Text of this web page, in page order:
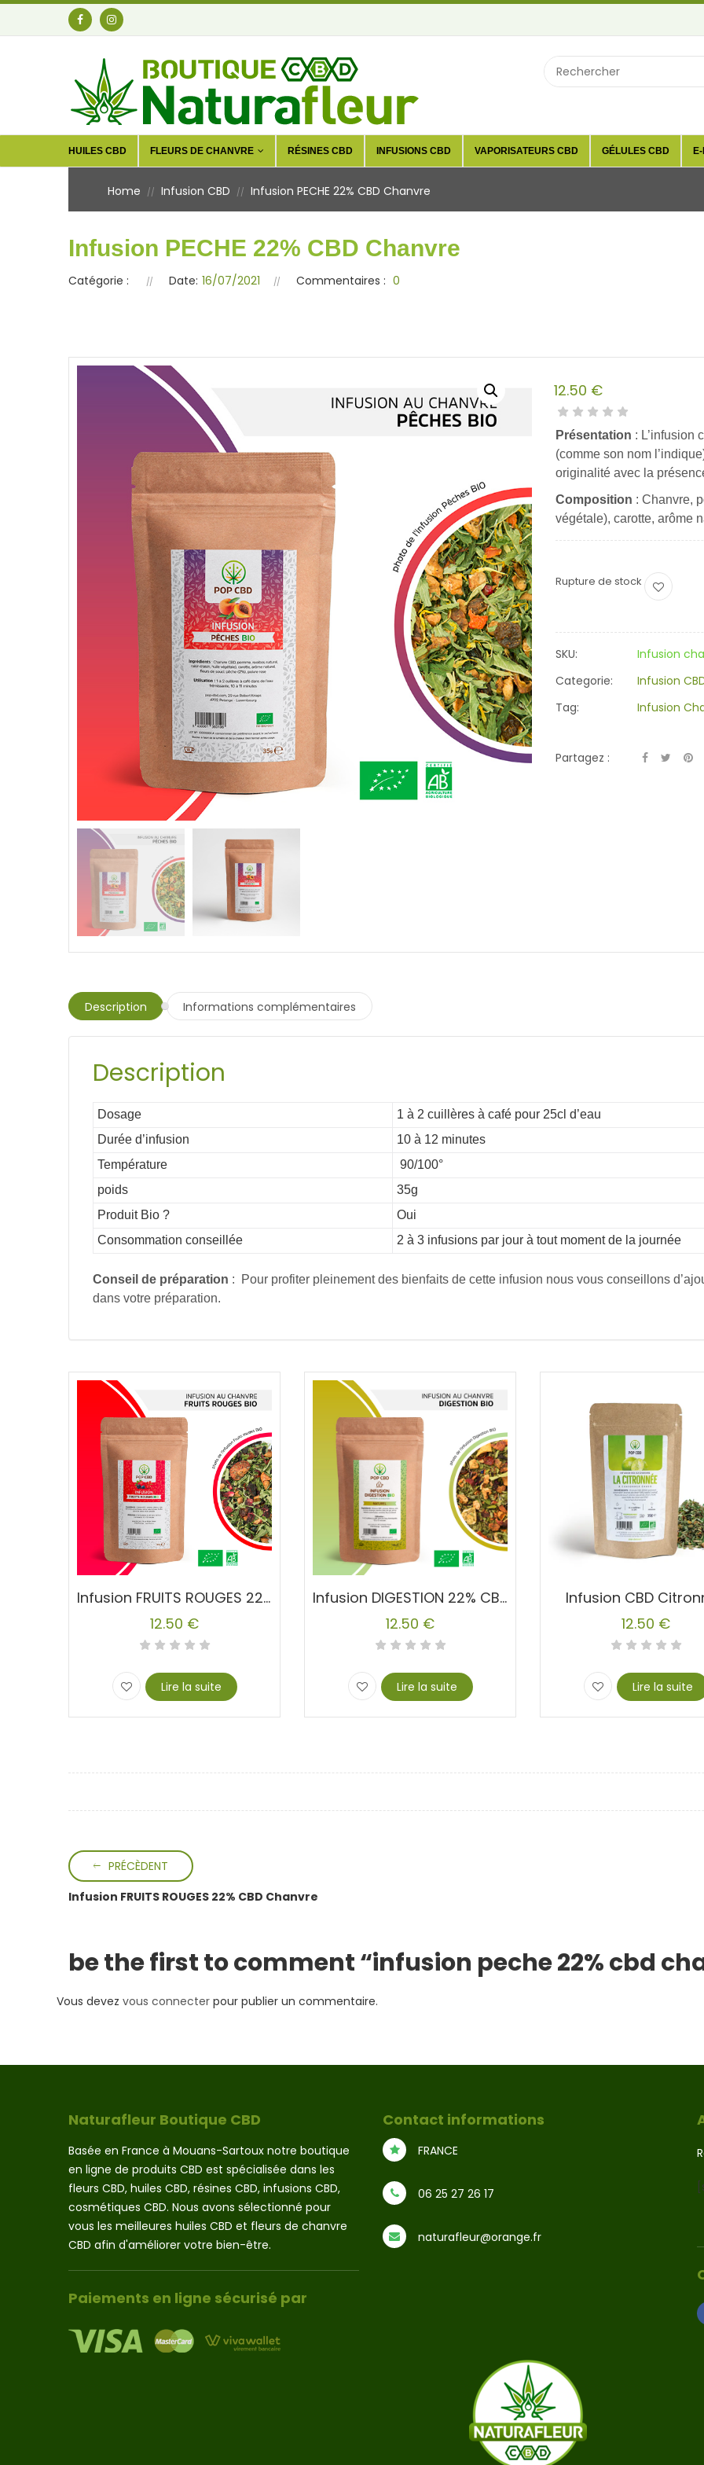
HUILES CBD FLEURS DE CHANVRE RÉSINES CBD INFUSIONS CBD VAPORISATEURS CBD GÉLULES CBD
Home // Infusion CBD // Infusion PECHE 22% CBD Chanvre
Infusion PECHE 22% CBD Chanvre
Catégorie : Date: 16/07/2021 Commentaires : 0
12.50 €
Présentation : L’infusion
(comme son nom
originalité avec la
Composition : Chanvre,
végétale), carotte, arôme
Rupture de stock
SKU:
Infusion
Categorie:
Infusion
Tag:
Infusion
Partagez :
Description Informations complémentaires
Description
Dosage
1 à 2 cuillères à café pour 25cl d’eau
Durée d’infusion
10 à 12 minutes
Température
90/100°
poids
35g
Produit Bio ?
Oui
Consommation conseillée
2 à 3 infusions par jour à tout moment de la journée
Conseil de préparation : Pour profiter pleinement des bienfaits de cette infusion nous vous conseillons
dans votre préparation.
Infusion FRUITS ROUGES 22% CBD Chanvre
12.50 €
Lire la suite
Infusion DIGESTION 22% CBD Chanvre
12.50 €
Lire la suite
Infusion CBD
12.50 €
Lire la suite
PRÉCÈDENT
Infusion FRUITS ROUGES 22% CBD Chanvre
be the first to comment “infusion peche 22% cbd
Vous devez vous connecter pour publier un commentaire.
Naturafleur Boutique CBD
Basée en France à Mouans-Sartoux notre boutique
en ligne de produits CBD est spécialisée dans les
fleurs CBD, huiles CBD, résines CBD, infusions CBD,
cosmétiques CBD. Nous avons sélectionné pour
vous les meilleures huiles CBD et fleurs de chanvre
CBD afin d'améliorer votre bien-être.
Paiements en ligne sécurisé par
Contact informations
FRANCE
06 25 27 26 17
naturafleur@orange.fr